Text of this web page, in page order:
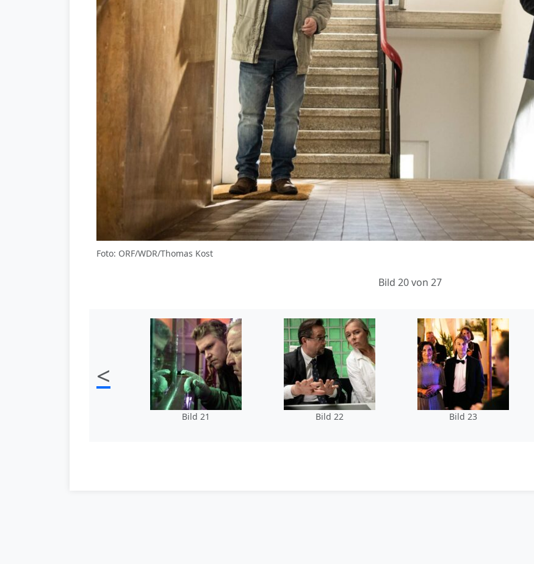
Foto: ORF/WDR/Thomas Kost
Bild 20 von 27
<
Bild 21 Bild 22 Bild 23